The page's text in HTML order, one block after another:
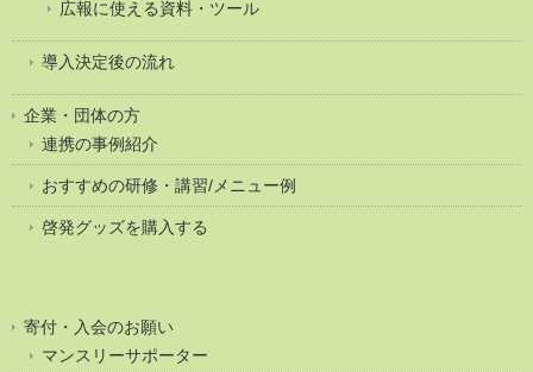
広報に使える資料・ツール
導入決定後の流れ
企業・団体の方
連携の事例紹介
おすすめの研修・講習/メニュー例
啓発グッズを購入する
寄付・入会のお願い
マンスリーサポーター